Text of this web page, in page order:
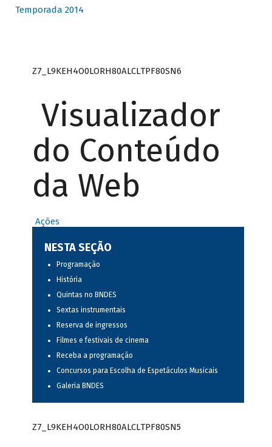
Temporada 2014
Z7_L9KEH4O0LORH80ALCLTPF80SN6
Visualizador
do Conteúdo
da Web
Ações
NESTA SEÇÃO
Programação
História
Quintas no BNDES
Sextas instrumentais
Reserva de ingressos
Filmes e festivais de cinema
Receba a programação
Concursos para Escolha de Espetáculos Musicais
Galeria BNDES
Z7_L9KEH4O0LORH80ALCLTPF80SN5